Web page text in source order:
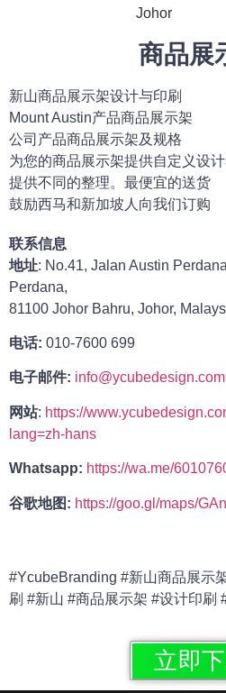
商品展
新山商品展示架设计与印刷
Mount Austin产品商品展示架
公司产品商品展示架及规格
为您的商品展示架提供自定义设
提供不同的整理。最便宜的送货
鼓励西马和新加坡人向我们订购
联系信息
地址: No.41, Jalan Austin
Perdana,
81100 Johor Bahru, Johor,
电话: 010-7600 699
电子邮件: info@ycubedesign.com
网站: https://
lang=zh-hans
Whatsapp: https://wa.me/
谷歌地图: https://goo.gl/maps/
#YcubeBranding #新山商品展示
刷 #新山 #商品展示架 #设计印刷
立即